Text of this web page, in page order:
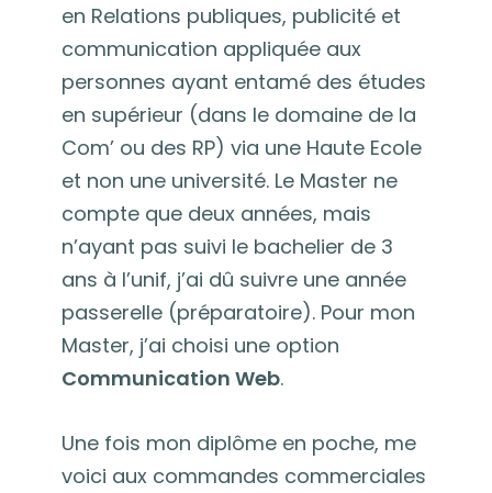
en Relations publiques, publicité et
communication appliquée aux
personnes ayant entamé des études
en supérieur (dans le domaine de la
Com’ ou des RP) via une Haute Ecole
et non une université. Le Master ne
compte que deux années, mais
n’ayant pas suivi le bachelier de 3
ans à l’unif, j’ai dû suivre une année
passerelle (préparatoire). Pour mon
Master, j’ai choisi une option
Communication Web.
Une fois mon diplôme en poche, me
voici aux commandes commerciales